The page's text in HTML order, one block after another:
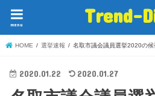
Trend-
menu
HOME 選挙速報 名取市議会議員選挙2020の候
2020.01.22 2020.01.27